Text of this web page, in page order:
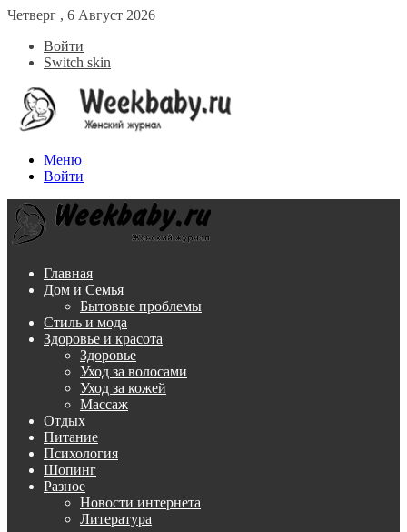
Четверг , 6 Август 2026
Войти
Switch skin
Меню
Войти
Главная
Дом и Семья
Бытовые проблемы
Стиль и мода
Здоровье и красота
Здоровье
Уход за волосами
Уход за кожей
Массаж
Отдых
Питание
Психология
Шопинг
Разное
Новости интернета
Литература